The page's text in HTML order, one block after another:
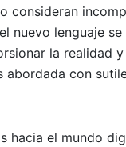
consideran
nuevo lenguaje
la realidad
abordada con
hacia el mundo